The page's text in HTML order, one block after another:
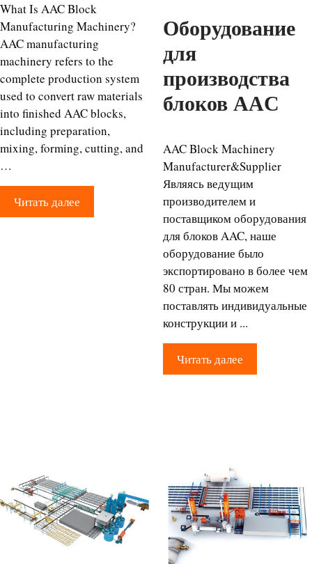
What Is AAC Block
Manufacturing Machinery?
AAC manufacturing
machinery refers to the
complete production system
used to convert raw materials
into finished AAC blocks,
including preparation,
mixing, forming, cutting, and
…
Читать далее
Оборудование
для
производства
блоков AAC
AAC Block Machinery
Manufacturer&Supplier
Являясь ведущим
производителем и
поставщиком оборудования
для блоков AAC, наше
оборудование было
экспортировано в более чем
80 стран. Мы можем
поставлять индивидуальные
конструкции и ...
Читать далее